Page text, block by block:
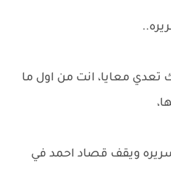
تعدي معايا، انت من اول ما
ويقف قصاد احمد في